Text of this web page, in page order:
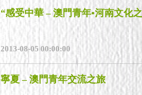
“感受中華 – 澳門青年•河南文化
2013-08-05 00:00:00
寧夏 – 澳門青年交流之旅